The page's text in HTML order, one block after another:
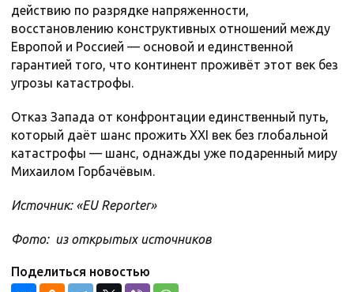
действию по разрядке напряженности,
восстановлению конструктивных отношений между
Европой и Россией — основой и единственной
гарантией того, что континент проживёт этот век без
угрозы катастрофы.
Отказ Запада от конфронтации единственный путь,
который даёт шанс прожить XXI век без глобальной
катастрофы — шанс, однажды уже подаренный миру
Михаилом Горбачёвым.
Источник: «EU Reportеr»
Фото: из открытых источников
Поделиться новостью